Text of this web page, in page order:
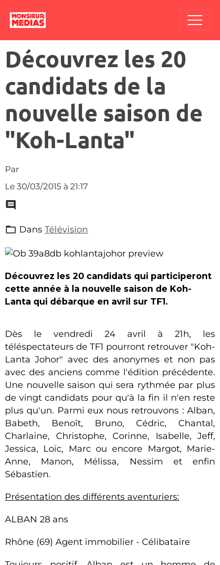
Découvrez les 20
candidats de la
nouvelle saison de
"Koh-Lanta"
Par
Le 30/03/2015 à 21:17
Dans Télévision
Découvrez les 20 candidats qui participeront
cette année à la nouvelle saison de Koh-
Lanta qui débarque en avril sur TF1.
Dès le vendredi 24 avril à 21h, les
téléspectateurs de TF1 pourront retrouver "Koh-
Lanta Johor" avec des anonymes et non pas
avec des anciens comme l'édition précédente.
Une nouvelle saison qui sera rythmée par plus
de vingt candidats pour qu'à la fin il n'en reste
plus qu'un. Parmi eux nous retrouvons : Alban,
Babeth, Benoît, Bruno, Cédric, Chantal,
Charlaine, Christophe, Corinne, Isabelle, Jeff,
Jessica, Loïc, Marc ou encore Margot, Marie-
Anne, Manon, Mélissa, Nessim et enfin
Sébastien.
Présentation des différents aventuriers:
ALBAN 28 ans
Rhône (69) Agent immobilier - Célibataire